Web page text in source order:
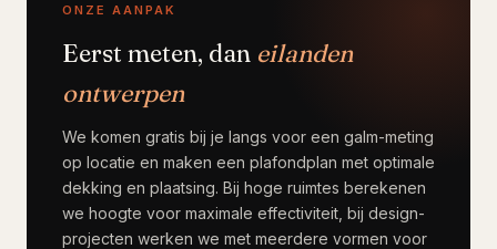
ONZE AANPAK
Eerst meten, dan eilanden
ontwerpen
We komen gratis bij je langs voor een galm-meting
op locatie en maken een plafondplan met optimale
dekking en plaatsing. Bij hoge ruimtes berekenen
we hoogte voor maximale effectiviteit, bij design-
projecten werken we met meerdere vormen voor